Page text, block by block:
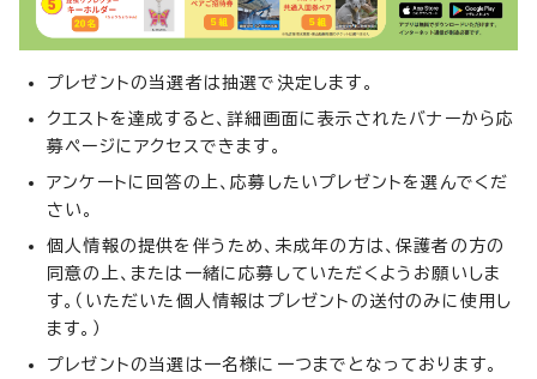
プレゼントの当選者は抽選で決定します。
クエストを達成すると、詳細画面に表示されたバナーから応
募ページにアクセスできます。
アンケートに回答の上、応募したいプレゼントを選んでくだ
さい。
個人情報の提供を伴うため、未成年の方は、保護者の方の
同意の上、または一緒に応募していただくようお願いしま
す。（いただいた個人情報はプレゼントの送付のみに使用し
ます。）
プレゼントの当選は一名様に一つまでとなっております。